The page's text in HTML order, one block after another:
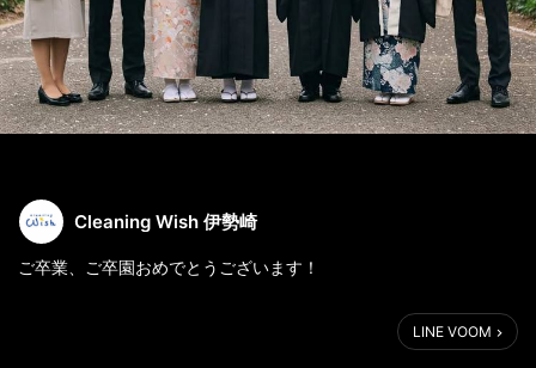
Cleaning Wish 伊勢崎
ご卒業、ご卒園おめでとうございます！
#ご卒業#ご卒園#伊勢崎クリーニング #クリーニングwish#AI生成
LINE VOOM